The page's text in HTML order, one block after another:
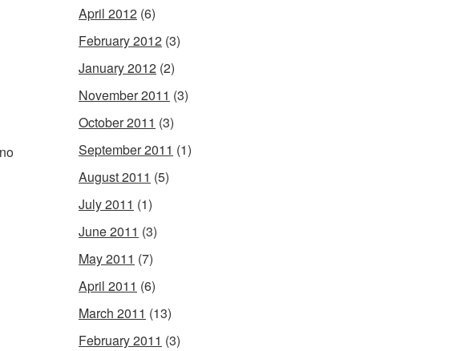
April 2012 (6)
February 2012 (3)
January 2012 (2)
November 2011 (3)
October 2011 (3)
September 2011 (1)
August 2011 (5)
July 2011 (1)
June 2011 (3)
May 2011 (7)
April 2011 (6)
March 2011 (13)
February 2011 (3)